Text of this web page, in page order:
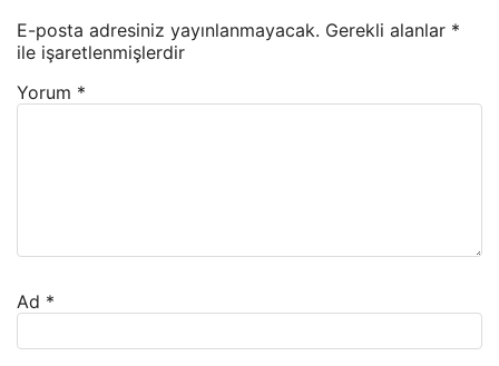
E-posta adresiniz yayınlanmayacak. Gerekli alanlar *
ile işaretlenmişlerdir
Yorum *
Ad *